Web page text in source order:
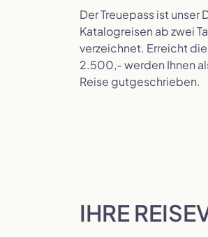
Der Treuepass ist unser
Katalogreisen ab zwei
verzeichnet. Erreicht
2.500,- werden Ihnen
Reise gutgeschrieben.
IHRE